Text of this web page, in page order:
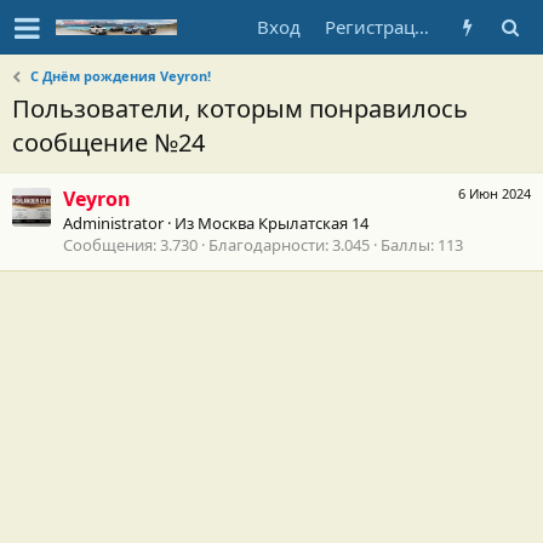
Вход Регистрация
С Днём рождения Veyron!
Пользователи, которым понравилось
сообщение №24
6 Июн 2024
Veyron
Administrator · Из Москва Крылатская 14
Сообщения 3.730 Благодарности 3.045 Баллы 113